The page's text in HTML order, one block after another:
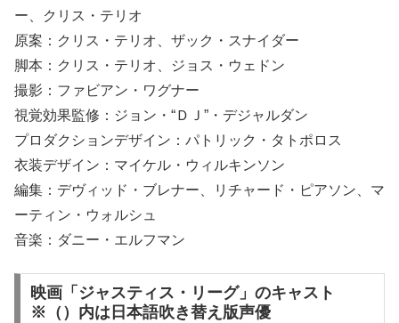
ー、クリス・テリオ
原案：クリス・テリオ、ザック・スナイダー
脚本：クリス・テリオ、ジョス・ウェドン
撮影：ファビアン・ワグナー
視覚効果監修：ジョン・“ＤＪ”・デジャルダン
プロダクションデザイン：パトリック・タトポロス
衣装デザイン：マイケル・ウィルキンソン
編集：デヴィッド・ブレナー、リチャード・ピアソン、マ
ーティン・ウォルシュ
音楽：ダニー・エルフマン
映画「ジャスティス・リーグ」のキャスト
※（）内は日本語吹き替え版声優